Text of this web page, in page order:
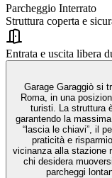
Parcheggio Interrato
Struttura coperta e
Entrata e uscita libera
Garage Garaggiò si
Roma, in una
turisti. La struttura
garantendo la
“lascia le chiavi”, il
praticità e
vicinanza alla stazione
chi desidera
parcheggi